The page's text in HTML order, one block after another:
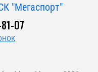
"Мегаспорт"
07